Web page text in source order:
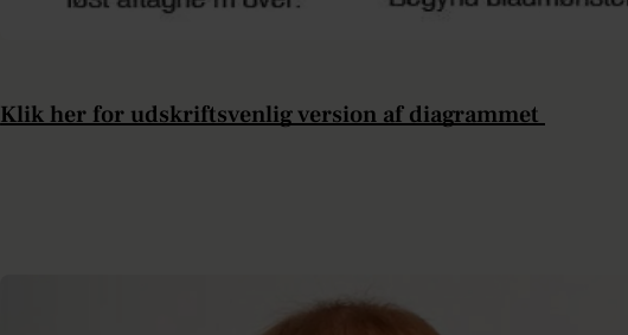
Klik her for udskriftsvenlig version af diagrammet